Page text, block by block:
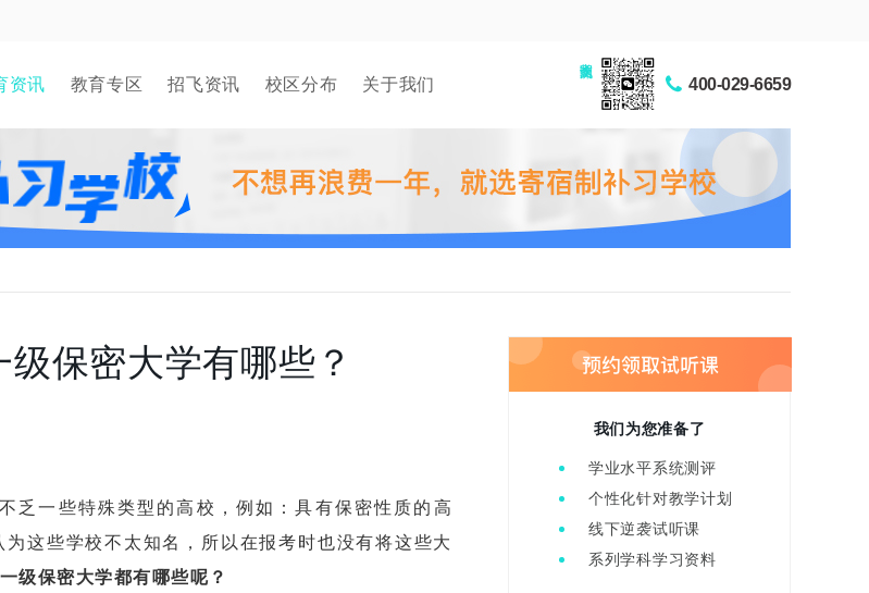
资讯 教育专区 招飞资讯 校区分布 关于我们 400-029-6659
保密大学有哪些？
一些特殊类型的高校，例如：具有保密性质的高
这些学校不太知名，所以在报考时也没有将这些大
级保密大学都有哪些呢？
我们为您准备了
学业水平系统测评
个性化针对教学计划
线下逆袭试听课
系列学科学习资料